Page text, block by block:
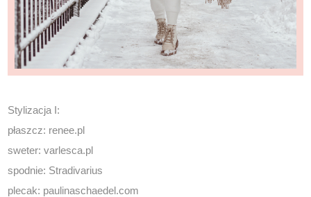
Stylizacja I:
płaszcz: renee.pl
sweter:varlesca.pl
spodnie: Stradivarius
plecak: paulinaschaedel.com